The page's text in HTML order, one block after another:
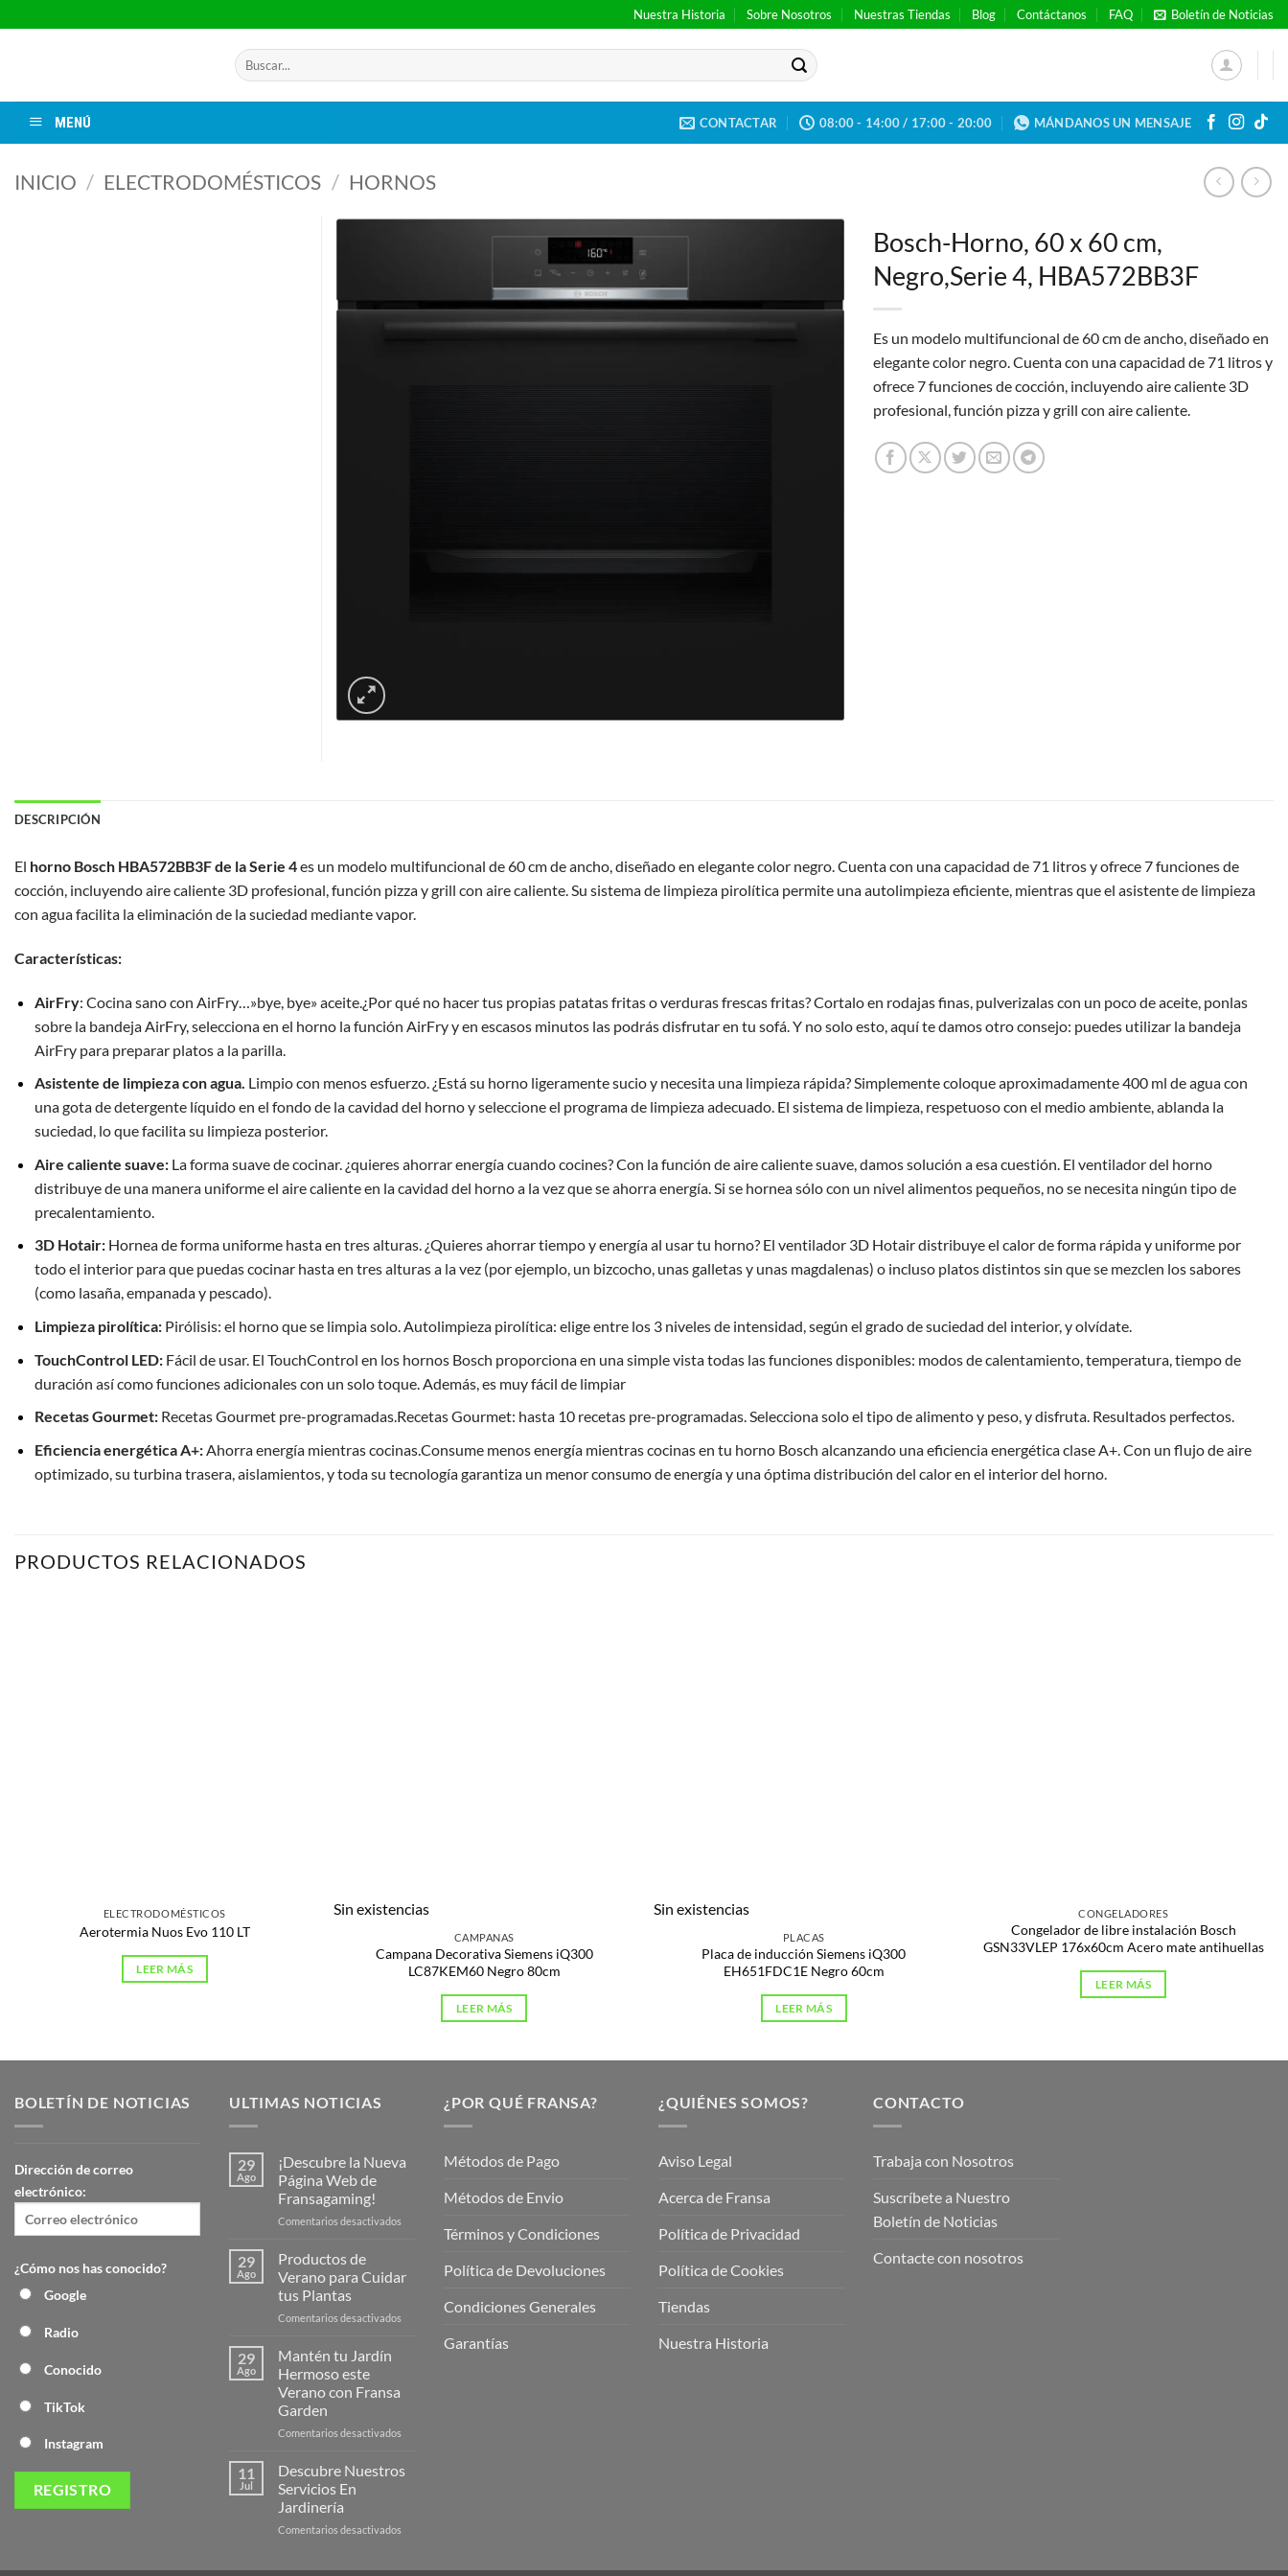
al
Nuestra Historia Sobre Nosotros Nuestras Tiendas Blog Contáctanos FAQ Boletín de Noticias
Buscar
por:
MENÚ CONTACTAR 08:00 - 14:00 / 17:00 - 20:00 MÁNDANOS UN MENSAJE
INICIO / ELECTRODOMÉSTICOS / HORNOS
Bosch-Horno, 60 x 60 cm,
Negro,Serie 4, HBA572BB3F
Es un modelo multifuncional de 60 cm de ancho, diseñado en
elegante color negro.Cuenta con una capacidad de 71 litros y
ofrece 7 funciones de cocción, incluyendo aire caliente 3D
profesional, función pizza y grill con aire caliente.
DESCRIPCIÓN
El horno Bosch HBA572BB3F de la Serie 4es un modelo multifuncional de 60 cm de ancho, diseñado en elegante color negro.Cuenta con una capacidad de 71 litros y ofrece 7 funciones de
cocción, incluyendo aire caliente 3D profesional, función pizza y grill con aire caliente.Su sistema de limpieza pirolítica permite una autolimpieza eficiente, mientras que el asistente de limpieza
con agua facilita la eliminación de la suciedad mediante vapor.
Características:
AirFry: Cocina sano con AirFry…»bye, bye» aceite.¿Por qué no hacer tus propias patatas fritas o verduras frescas fritas? Cortalo en rodajas finas, pulverizalas con un poco de aceite, ponlas
sobre la bandeja AirFry, selecciona en el horno la función AirFry y en escasos minutos las podrás disfrutar en tu sofá. Y no solo esto, aquí te damos otro consejo: puedes utilizar la bandeja
AirFry para preparar platos a la parilla.
Asistente de limpieza con agua. Limpio con menos esfuerzo. ¿Está su horno ligeramente sucio y necesita una limpieza rápida? Simplemente coloque aproximadamente 400 ml de agua con
una gota de detergente líquido en el fondo de la cavidad del horno y seleccione el programa de limpieza adecuado. El sistema de limpieza, respetuoso con el medio ambiente, ablanda la
suciedad, lo que facilita su limpieza posterior.
Aire caliente suave:La forma suave de cocinar. ¿quieres ahorrar energía cuando cocines? Con la función de aire caliente suave, damos solución a esa cuestión. El ventilador del horno
distribuye de una manera uniforme el aire caliente en la cavidad del horno a la vez que se ahorra energía. Si se hornea sólo con un nivel alimentos pequeños, no se necesita ningún tipo de
precalentamiento.
3D Hotair:Hornea de forma uniforme hasta en tres alturas. ¿Quieres ahorrar tiempo y energía al usar tu horno? El ventilador 3D Hotair distribuye el calor de forma rápida y uniforme por
todo el interior para que puedas cocinar hasta en tres alturas a la vez (por ejemplo, un bizcocho, unas galletas y unas magdalenas) o incluso platos distintos sin que se mezclen los sabores
(como lasaña, empanada y pescado).
Limpieza pirolítica: Pirólisis: el horno que se limpia solo. Autolimpieza pirolítica: elige entre los 3 niveles de intensidad, según el grado de suciedad del interior, y olvídate.
TouchControl LED:Fácil de usar. El TouchControl en los hornos Bosch proporciona en una simple vista todas las funciones disponibles: modos de calentamiento, temperatura, tiempo de
duración así como funciones adicionales con un solo toque. Además, es muy fácil de limpiar
Recetas Gourmet: Recetas Gourmet pre-programadas.Recetas Gourmet: hasta 10 recetas pre-programadas. Selecciona solo el tipo de alimento y peso, y disfruta. Resultados perfectos.
Eficiencia energética A+: Ahorra energía mientras cocinas.Consume menos energía mientras cocinas en tu horno Bosch alcanzando una eficiencia energética clase A+. Con un flujo de aire
optimizado, su turbina trasera, aislamientos, y toda su tecnología garantiza un menor consumo de energía y una óptima distribución del calor en el interior del horno.
PRODUCTOS RELACIONADOS
ELECTRODOMÉSTICOS
Aerotermia Nuos Evo 110 LT
LEER MÁS
Sin existencias
CAMPANAS
Campana Decorativa Siemens iQ300
LC87KEM60 Negro 80cm
LEER MÁS
Sin existencias
PLACAS
Placa de inducción Siemens iQ300
EH651FDC1E Negro 60cm
LEER MÁS
CONGELADORES
Congelador de libre instalación Bosch
GSN33VLEP 176x60cm Acero mate antihuellas
LEER MÁS
BOLETÍN DE NOTICIAS
Dirección de correo
electrónico:
¿Cómo nos has conocido?
Google
Radio
Conocido
TikTok
Instagram
ULTIMAS NOTICIAS
29
Ago
¡Descubre la Nueva
Página Web de
Fransagaming!
Comentarios desactivados
Página
29
Ago
Productos de
Verano para Cuidar
tus Plantas
Comentarios desactivados
29
Ago
Mantén tu Jardín
Hermoso este
Verano con Fransa
Garden
Comentarios desactivados
Jardín
11
Jul
Descubre Nuestros
Servicios En
Jardinería
Comentarios desactivados
¿POR QUÉ FRANSA?
Métodos de Pago
Métodos de Envio
Términos y Condiciones
Política de Devoluciones
Condiciones Generales
Garantías
¿QUIÉNES SOMOS?
Aviso Legal
Acerca de Fransa
Política de Privacidad
Política de Cookies
Tiendas
Nuestra Historia
CONTACTO
Trabaja con Nosotros
Suscríbete a Nuestro
Boletín de Noticias
Contacte con nosotros